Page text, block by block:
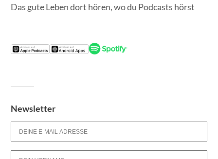
Das gute Leben dort hören, wo du Podcasts hörst
Newsletter